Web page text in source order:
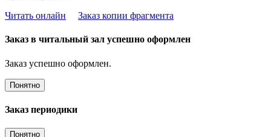
Читать онлайн
Заказ копии фрагмента
Заказ в читальный зал успешно оформлен
Заказ успешно оформлен.
Понятно
Заказ периодики
Понятно